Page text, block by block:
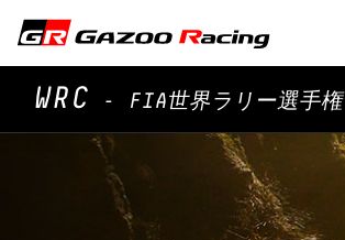
WRC - FIA世界ラリー選手権